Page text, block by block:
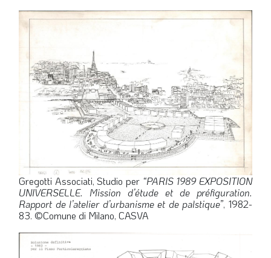
Gregotti Associati, Studio per “PARIS 1989 EXPOSITION
UNIVERSELLE. Mission d’étude et de préfiguration.
Rapport de l’atelier d’urbanisme et de palstique”, 1982-
83. ©Comune di Milano, CASVA